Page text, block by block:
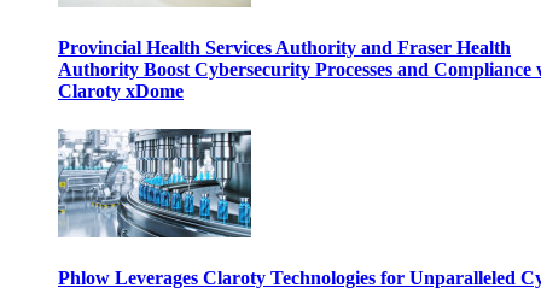
Provincial Health Services Authority and Fraser Health
Authority Boost Cybersecurity Processes and Compliance
Claroty xDome
Phlow Leverages Claroty Technologies for Unparalleled